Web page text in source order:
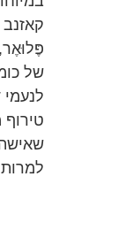
קאזנב
של